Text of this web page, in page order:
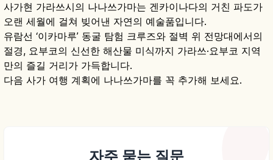
사가현 가라쓰시의 나나쓰가마는 겐카이나다의 거친 파도가
오랜 세월에 걸쳐 빚어낸 자연의 예술품입니다.
유람선 ‘이카마루’ 동굴 탐험 크루즈와 절벽 위 전망대에서의
절경, 요부코의 신선한 해산물 미식까지 가라쓰·요부코 지역
만의 즐길 거리가 가득합니다.
다음 사가 여행 계획에 나나쓰가마를 꼭 추가해 보세요.
자주 묻는 질문